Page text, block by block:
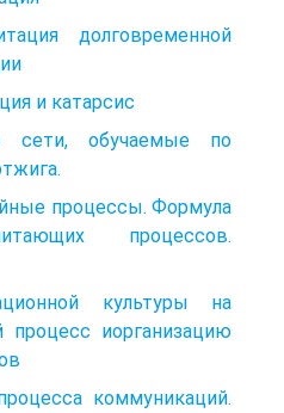
долговременной
и катарсис
сети, обучаемые по
процессы. Формула
процессов.
культуры на
процесс иорганизацию
коммуникаций.